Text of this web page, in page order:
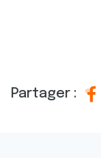
Partager :